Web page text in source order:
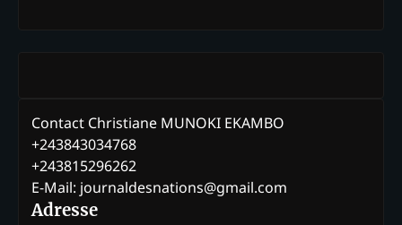
Contact Christiane MUNOKI EKAMBO
+243843034768
+243815296262
E-Mail: journaldesnations@gmail.com
Adresse